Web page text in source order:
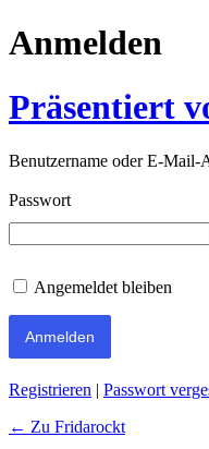
Anmelden
Präsentiert
Benutzername oder E-Mail-
Passwort
Angemeldet bleiben
Registrieren | Passwort
← Zu Fridarockt